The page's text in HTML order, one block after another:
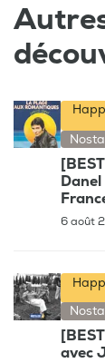
6 août
avec